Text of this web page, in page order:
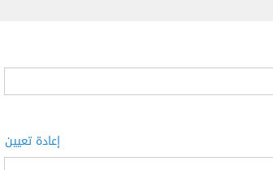
إعادة تعيين